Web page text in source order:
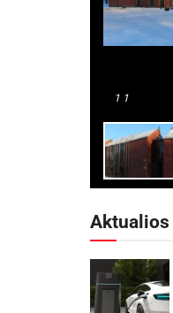
1 1
Aktualios